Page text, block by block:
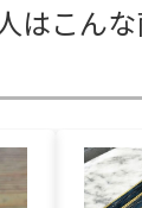
はこん